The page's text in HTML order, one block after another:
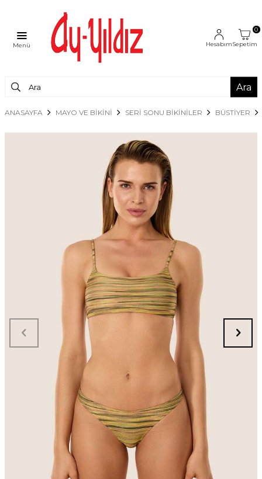
Menü Hesabım
0
Sepetim
Ara
ANASAYFA MAYO VE BİKİNİ SERİ SONU BİKİNİLER BÜSTIYER